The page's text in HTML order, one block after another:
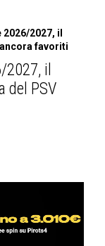
2027, il
favoriti
il
del PSV